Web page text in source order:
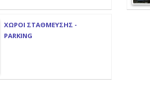
ΧΩΡΟΙ ΣΤΑΘΜΕΥΣΗΣ -
PARKING